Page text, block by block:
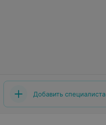
Добавить специалиста